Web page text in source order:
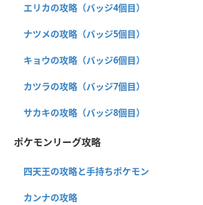
エリカの攻略（バッジ4個目）
ナツメの攻略（バッジ5個目）
キョウの攻略（バッジ6個目）
カツラの攻略（バッジ7個目）
サカキの攻略（バッジ8個目）
ポケモンリーグ攻略
四天王の攻略と手持ちポケモン
カンナの攻略